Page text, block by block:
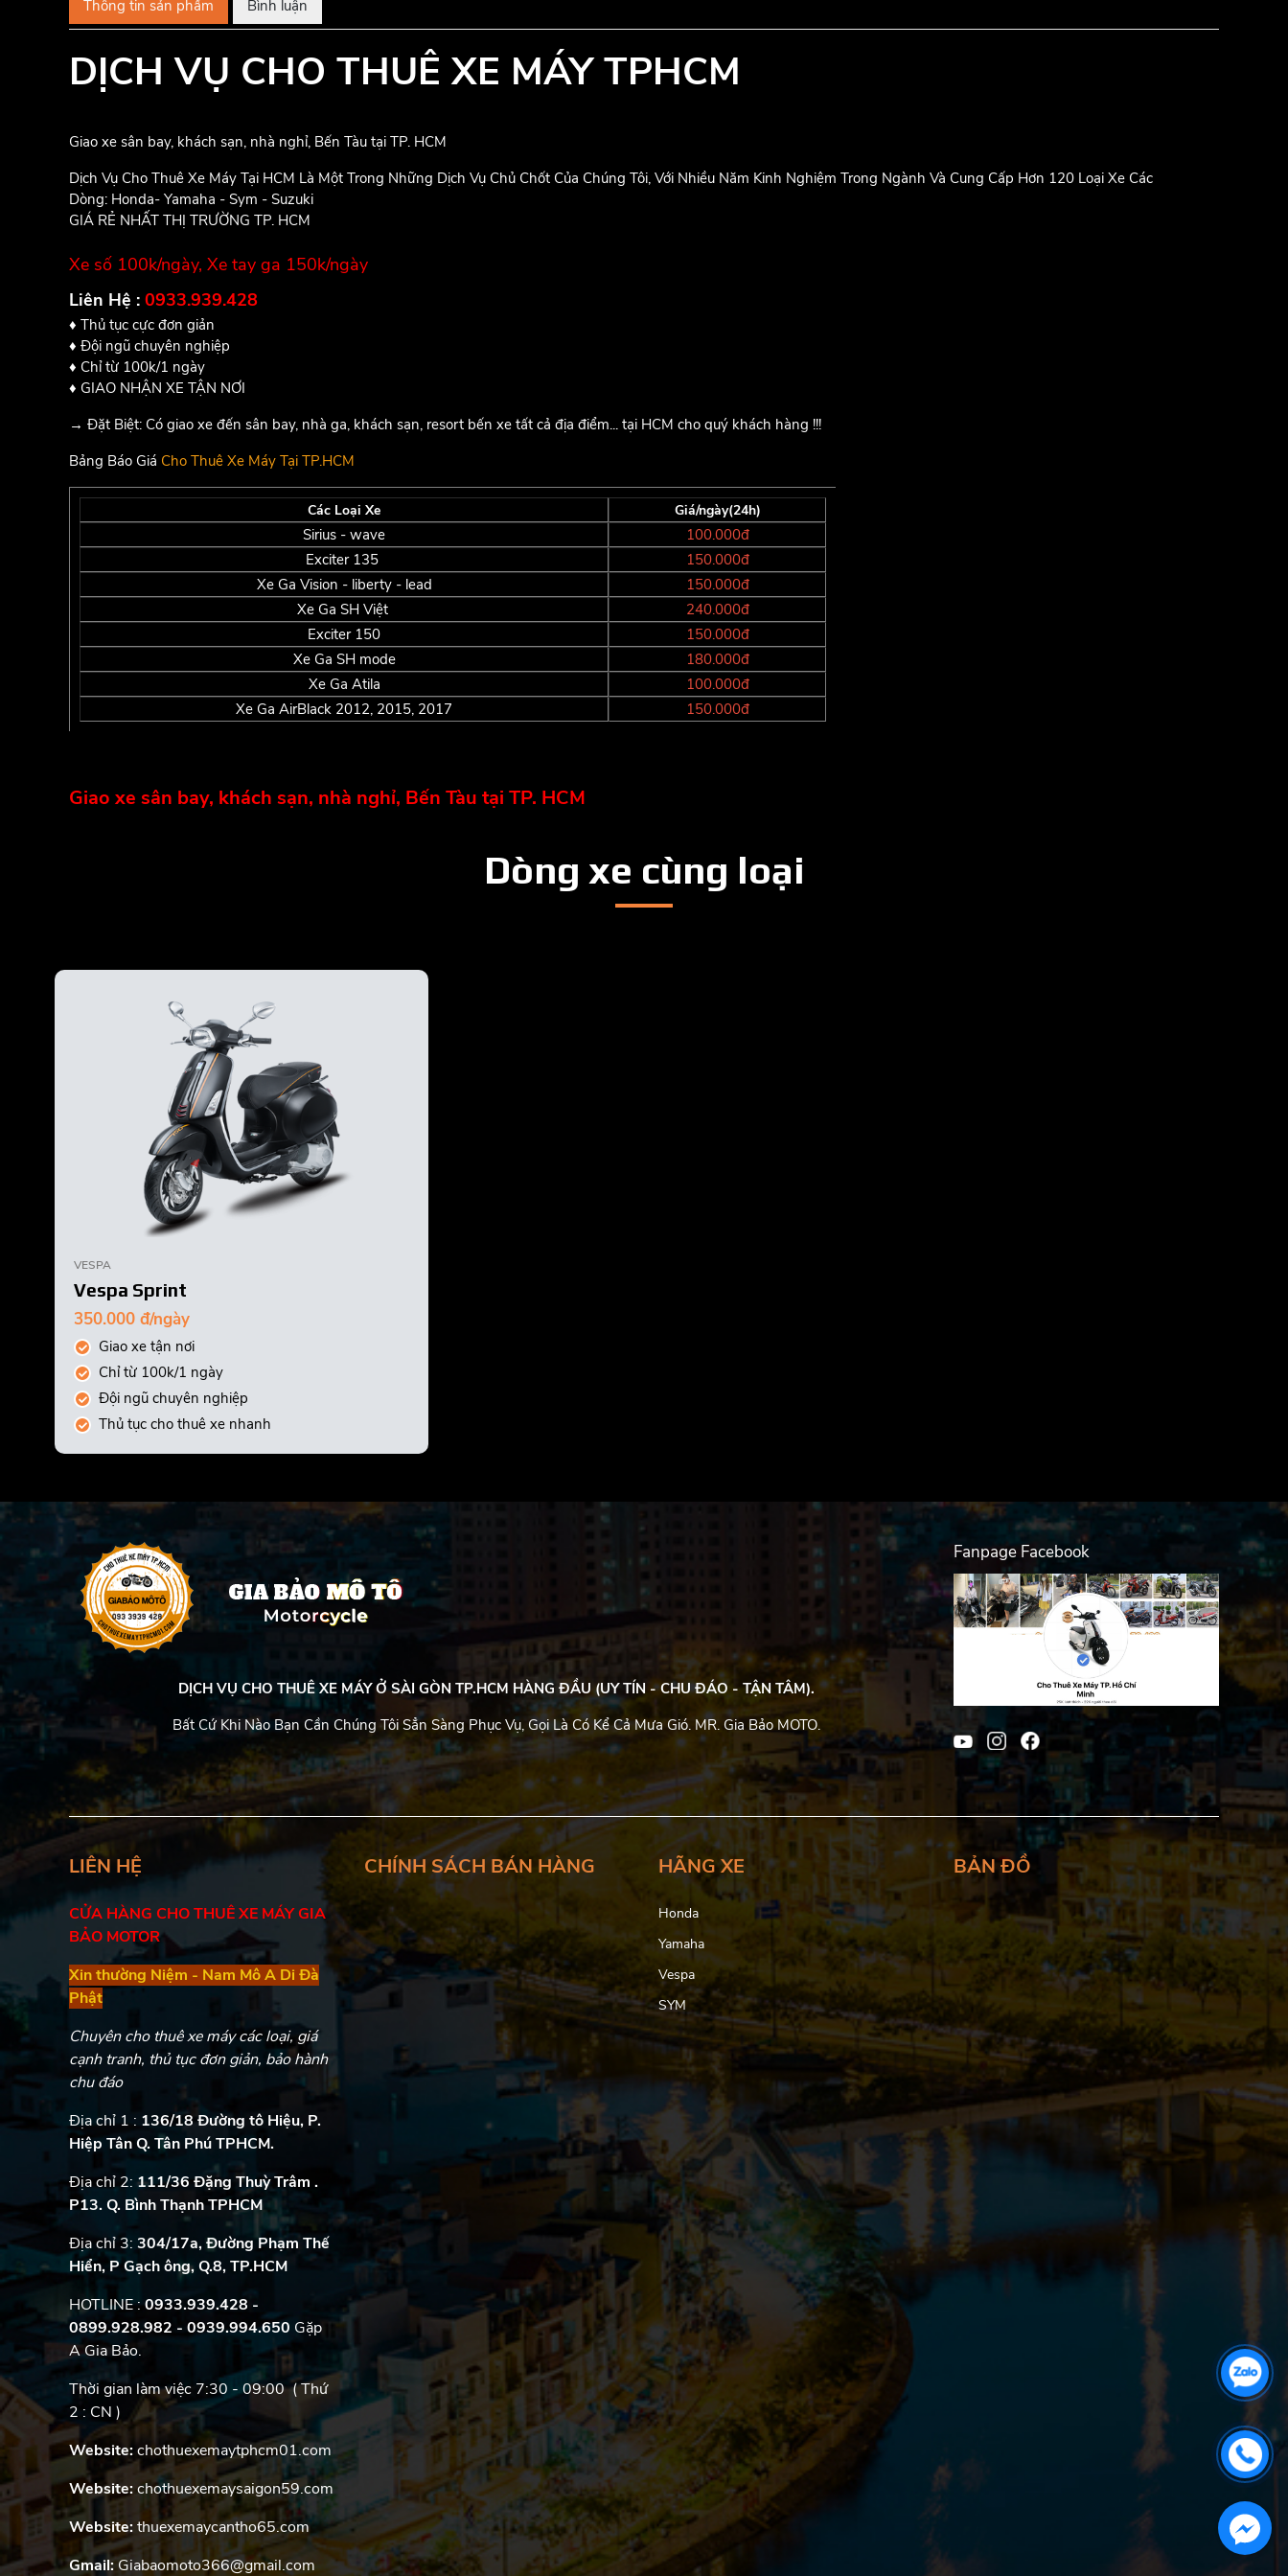
Thông tin sản phẩm Bình luận
DỊCH VỤ CHO THUÊ XE MÁY TPHCM
Giao xe sân bay, khách sạn, nhà nghỉ, Bến Tàu tại TP. HCM
Dịch Vụ Cho Thuê Xe Máy Tại HCM Là Một Trong Những Dịch Vụ Chủ Chốt Của Chúng Tôi, Với Nhiều Năm Kinh Nghiệm Trong Ngành Và Cung Cấp Hơn 120 Loại Xe Các
Dòng: Honda- Yamaha - Sym - Suzuki
GIÁ RẺ NHẤT THỊ TRƯỜNG TP. HCM
Xe số 100k/ngày, Xe tay ga 150k/ngày
Liên Hệ : 0933.939.428
♦ Thủ tục cực đơn giản
♦ Đội ngũ chuyên nghiệp
♦ Chỉ từ 100k/1 ngày
♦ GIAO NHẬN XE TẬN NƠI
→ Đặt Biệt: Có giao xe đến sân bay, nhà ga, khách sạn, resort bến xe tất cả địa điểm... tại HCM cho quý khách hàng !!!
Bảng Báo Giá Cho Thuê Xe Máy Tại TP.HCM
Các Loại Xe Giá/ngày(24h)
Sirius - wave
100.000đ
Exciter 135
150.000đ
Xe Ga Vision - liberty - lead
150.000đ
Xe Ga SH Việt
240.000đ
Exciter 150
150.000đ
Xe Ga SH mode
180.000đ
Xe Ga Atila
100.000đ
Xe Ga AirBlack 2012, 2015, 2017
150.000đ
Giao xe sân bay, khách sạn, nhà nghỉ, Bến Tàu tại TP. HCM
Dòng xe cùng loại
VESPA
Vespa Sprint
350.000 đ/ngày
Giao xe tận nơi
Chỉ từ 100k/1 ngày
Đội ngũ chuyên nghiệp
Thủ tục cho thuê xe nhanh
DỊCH VỤ CHO THUÊ XE MÁY Ở SÀI GÒN TP.HCM HÀNG ĐẦU (UY TÍN - CHU ĐÁO - TẬN TÂM).
Bất Cứ Khi Nào Bạn Cần Chúng Tôi Sẳn Sàng Phục Vụ, Gọi Là Có Kể Cả Mưa Gió. MR. Gia Bảo MOTO.
Fanpage Facebook
LIÊN HỆ
CỬA HÀNG CHO THUÊ XE MÁY GIA
BẢO MOTOR
Xin thường Niệm - Nam Mô A Di Đà
Phật
Chuyên cho thuê xe máy các loại, giá
cạnh tranh, thủ tục đơn giản, bảo hành
chu đáo
Địa chỉ 1 : 136/18 Đường tô Hiệu, P.
Hiệp Tân Q. Tân Phú TPHCM.
Địa chỉ 2: 111/36 Đặng Thuỳ Trâm .
P13. Q. Bình Thạnh TPHCM
Địa chỉ 3: 304/17a, Đường Phạm Thế
Hiển, P Gạch ông, Q.8, TP.HCM
HOTLINE :0933.939.428 -
0899.928.982 - 0939.994.650 Gặp
A Gia Bảo.
Thời gian làm việc 7:30 - 09:00 ( Thứ
2 : CN )
Website:chothuexemaytphcm01.com
Website:chothuexemaysaigon59.com
Website:thuexemaycantho65.com
Gmail: Giabaomoto366@gmail.com
CHÍNH SÁCH BÁN HÀNG HÃNG XE
Honda
Yamaha
Vespa
SYM
BẢN ĐỒ